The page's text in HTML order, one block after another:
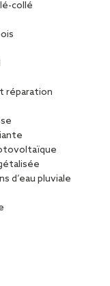
collé
réparation
d’eau pluviale